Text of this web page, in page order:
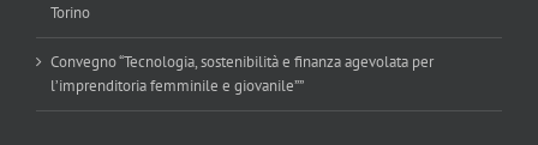
Torino
Convegno “Tecnologia, sostenibilità e finanza agevolata per
l’imprenditoria femminile e giovanile””